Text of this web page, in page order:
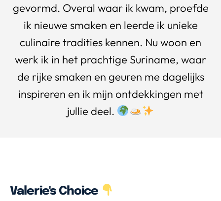
gevormd. Overal waar ik kwam, proefde
ik nieuwe smaken en leerde ik unieke
culinaire tradities kennen. Nu woon en
werk ik in het prachtige Suriname, waar
de rijke smaken en geuren me dagelijks
inspireren en ik mijn ontdekkingen met
jullie deel.
Valerie's Choice